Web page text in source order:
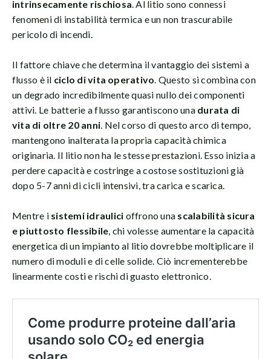
intrinsecamente rischiosa . Al litio sono connessi
fenomeni di instabilità termica e un non trascurabile
pericolo di incendi.
Il fattore chiave che determina il vantaggio dei sistemi a
flusso è il ciclo di vita operativo . Questo si combina con
un degrado incredibilmente quasi nullo dei componenti
attivi. Le batterie a flusso garantiscono una durata di
vita di oltre 20 anni . Nel corso di questo arco di tempo,
mantengono inalterata la propria capacità chimica
originaria. Il litio non ha le stesse prestazioni. Esso inizia a
perdere capacità e costringe a costose sostituzioni già
dopo 5-7 anni di cicli intensivi, tra carica e scarica.
Mentre i sistemi idraulici offrono una scalabilità sicura
e piuttosto flessibile , chi volesse aumentare la capacità
energetica di un impianto al litio dovrebbe moltiplicare il
numero di moduli e di celle solide. Ciò incrementerebbe
linearmente costi e rischi di guasto elettronico.